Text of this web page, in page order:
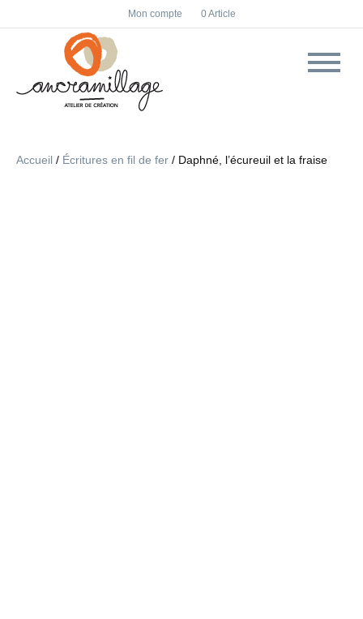
F
a
c
I
n
s
Mon compte 0 Article
Accueil / Écritures en fil de fer / Daphné, l’écureuil et la fraise